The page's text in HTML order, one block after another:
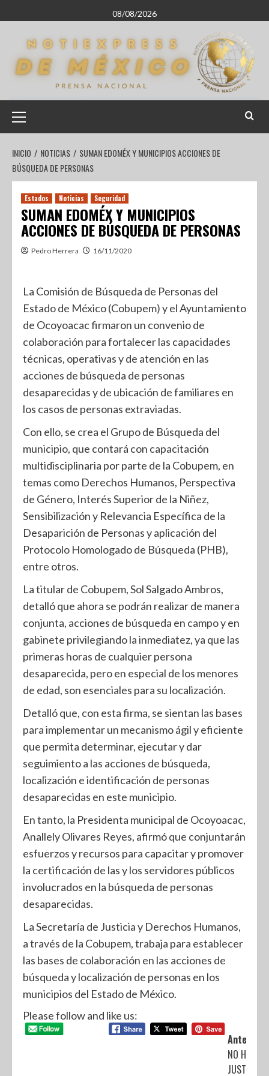
08/08/2026
INICIO NOTICIAS
SUMAN EDOMÉX Y MUNICIPIOS ACCIONES DE
BÚSQUEDA DE PERSONAS
Estados Noticias Seguridad
SUMAN EDOMÉX Y MUNICIPIOS
ACCIONES DE BÚSQUEDA DE PERSONAS
Pedro Herrera 16/11/2020
La Comisión de Búsqueda de Personas del
Estado de México (Cobupem) y el Ayuntamiento
de Ocoyoacac firmaron un convenio de
colaboración para fortalecer las capacidades
técnicas, operativas y de atención en las
acciones de búsqueda de personas
desaparecidas y de ubicación de familiares en
los casos de personas extraviadas.
Con ello, se crea el Grupo de Búsqueda del
municipio, que contará con capacitación
multidisciplinaria por parte de la Cobupem, en
temas como Derechos Humanos, Perspectiva
de Género, Interés Superior de la Niñez,
Sensibilización y Relevancia Específica de la
Desaparición de Personas y aplicación del
Protocolo Homologado de Búsqueda (PHB),
entre otros.
La titular de Cobupem, Sol Salgado Ambros,
detalló que ahora se podrán realizar de manera
conjunta, acciones de búsqueda en campo y en
gabinete privilegiando la inmediatez, ya que las
primeras horas de cualquier persona
desaparecida, pero en especial de los menores
de edad, son esenciales para su localización.
Detalló que, con esta firma, se sientan las bases
para implementar un mecanismo ágil y eficiente
que permita determinar, ejecutar y dar
seguimiento a las acciones de búsqueda,
localización e identificación de personas
desaparecidas en este municipio.
En tanto, la Presidenta municipal de Ocoyoacac,
Anallely Olivares Reyes, afirmó que conjuntarán
esfuerzos y recursos para capacitar y promover
la certificación de las y los servidores públicos
involucrados en la búsqueda de personas
desaparecidas.
La Secretaría de Justicia y Derechos Humanos,
a través de la Cobupem, trabaja para establecer
las bases de colaboración en las acciones de
búsqueda y localización de personas en los
municipios del Estado de México.
Please follow and like us:
Anterior:
NO HAY